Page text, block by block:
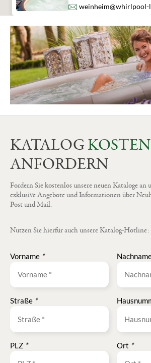
E-Mail
weinheim@whirlpool-
KATALOG
ANFORDERN
Fordern Sie kostenlos unsere neuen Kataloge an
exklusive Angebote und Informationen über
Post und Mail.
Nutzen Sie hierfür auch unsere Katalog-Hotline:
Vorname *
Straße *
PLZ * Ort *